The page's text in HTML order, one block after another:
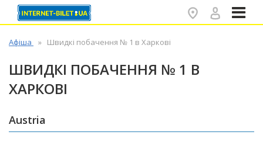
Афіша Швидкі побачення № 1 в Харкові
ШВИДКІ ПОБАЧЕННЯ № 1 В
ХАРКОВІ
Austria